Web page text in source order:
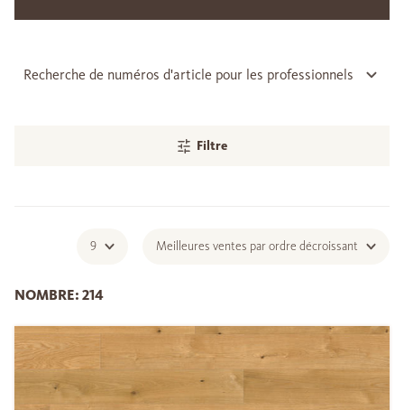
Recherche de numéros d'article pour les professionnels
Filtre
NOMBRE: 214
9 Meilleures ventes par ordre décroissant